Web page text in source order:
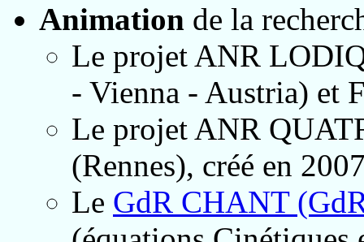
Animation de la
Le projet ANR
- Vienna - Austria) et
Le projet ANR
(Rennes), créé en
Le GdR CHANT